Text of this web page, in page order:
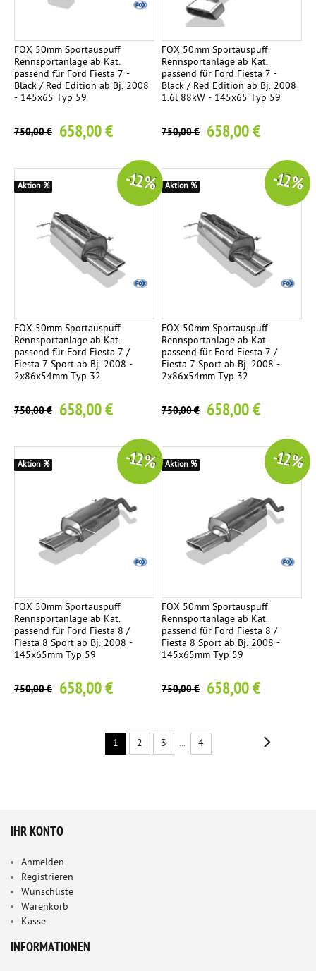
FOX 50mm Sportauspuff
Rennsportanlage ab Kat.
passend für Ford Fiesta 7 -
Black / Red Edition ab Bj. 2008
- 145x65 Typ 59
750,00 € 658,00 €
FOX 50mm Sportauspuff
Rennsportanlage ab Kat.
passend für Ford Fiesta 7 -
Black / Red Edition ab Bj. 2008
1.6l 88kW - 145x65 Typ 59
750,00 € 658,00 €
FOX 50mm Sportauspuff
Rennsportanlage ab Kat.
passend für Ford Fiesta 7 /
Fiesta 7 Sport ab Bj. 2008 -
2x86x54mm Typ 32
750,00 € 658,00 €
-12 %
Aktion %
FOX 50mm Sportauspuff
Rennsportanlage ab Kat.
passend für Ford Fiesta 7 /
Fiesta 7 Sport ab Bj. 2008 -
2x86x54mm Typ 32
750,00 € 658,00 €
-12 %
Aktion %
FOX 50mm Sportauspuff
Rennsportanlage ab Kat.
passend für Ford Fiesta 8 /
Fiesta 8 Sport ab Bj. 2008 -
145x65mm Typ 59
750,00 € 658,00 €
-12 %
Aktion %
FOX 50mm Sportauspuff
Rennsportanlage ab Kat.
passend für Ford Fiesta 8 /
Fiesta 8 Sport ab Bj. 2008 -
145x65mm Typ 59
750,00 € 658,00 €
-12 %
Aktion %
1 2 3 ... 4
IHR KONTO
Anmelden
Registrieren
Wunschliste
Warenkorb
Kasse
INFORMATIONEN